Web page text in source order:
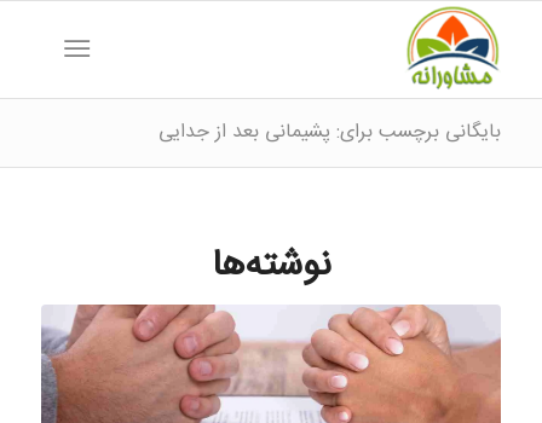
بایگانی برچسب برای: پشیمانی بعد از جدایی
نوشته‌ها